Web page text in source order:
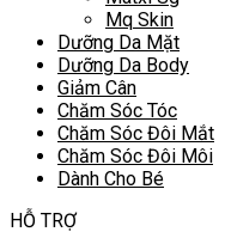
Mq Skin
Dưỡng Da Mặt
Dưỡng Da Body
Giảm Cân
Chăm Sóc Tóc
Chăm Sóc Đôi Mắt
Chăm Sóc Đôi Môi
Dành Cho Bé
HỖ TRỢ